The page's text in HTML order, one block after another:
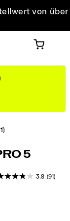
von über
Bestellung
5
3.8 (91)